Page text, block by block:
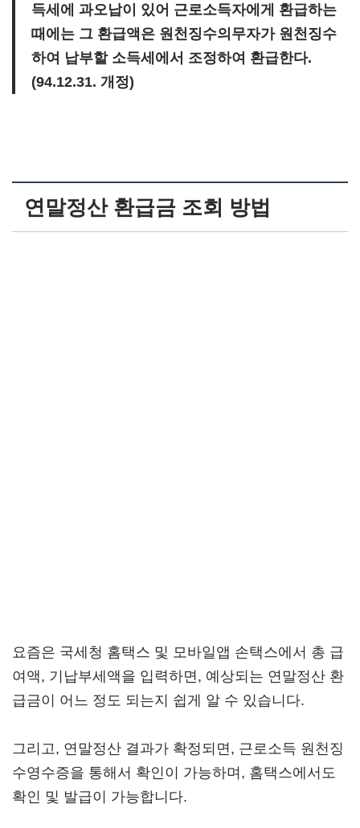
득세에 과오납이 있어 근로소득자에게 환급하는
때에는 그 환급액은 원천징수의무자가 원천징수
하여 납부할 소득세에서 조정하여 환급한다.
(94.12.31. 개정)
연말정산 환급금 조회 방법
요즘은 국세청 홈택스 및 모바일앱 손택스에서 총 급
여액, 기납부세액을 입력하면, 예상되는 연말정산 환
급금이 어느 정도 되는지 쉽게 알 수 있습니다.
그리고, 연말정산 결과가 확정되면, 근로소득 원천징
수영수증을 통해서 확인이 가능하며, 홈택스에서도
확인 및 발급이 가능합니다.